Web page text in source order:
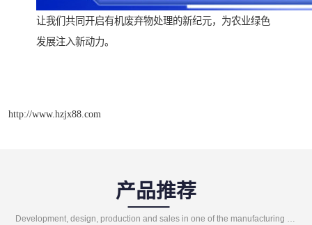
让我们共同开启有机废弃物处理的新纪元，为农业绿色
发展注入新动力。
http://www.hzjx88.com
产品推荐
Development, design, production and sales in one of the manufacturing enterprises